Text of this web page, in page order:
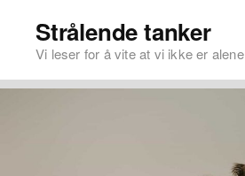
Strålende tanker
Vi leser for å vite at vi ikke er alene